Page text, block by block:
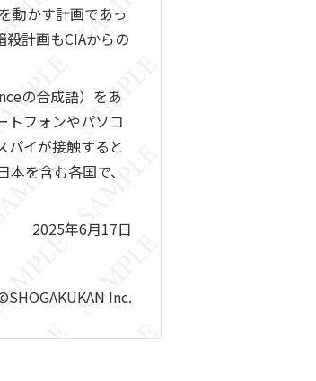
動かす計画であっ
計画もCIAからの
の合成語）をあ
トフォンやパソコ
パイが接触すると
を含む各国で、
2025年6月17日
Inc.